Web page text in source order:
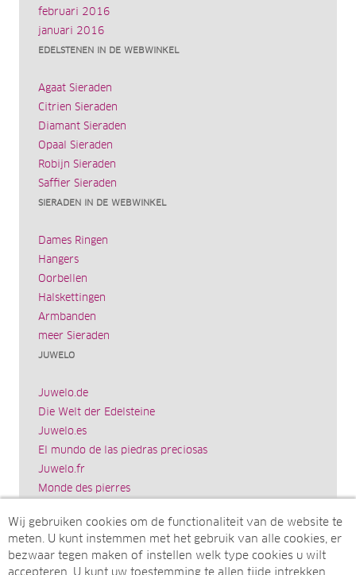
februari 2016
januari 2016
EDELSTENEN IN DE WEBWINKEL
Agaat Sieraden
Citrien Sieraden
Diamant Sieraden
Opaal Sieraden
Robijn Sieraden
Saffier Sieraden
SIERADEN IN DE WEBWINKEL
Dames Ringen
Hangers
Oorbellen
Halskettingen
Armbanden
meer Sieraden
JUWELO
Juwelo.de
Die Welt der Edelsteine
Juwelo.es
El mundo de las piedras preciosas
Juwelo.fr
Monde des pierres
Il mondo delle gemme
World of Gemstones
Wij gebruiken cookies om de functionaliteit van de website te
meten. U kunt instemmen met het gebruik van alle cookies, er
bezwaar tegen maken of instellen welk type cookies u wilt
accepteren. U kunt uw toestemming te allen tijde intrekken.